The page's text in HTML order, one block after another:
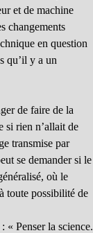
et de machine
changements
en question
qu’il y a un
de faire de la
si rien n’allait de
transmise par
se demander si le
où le
toute possibilité de
« Penser la science.